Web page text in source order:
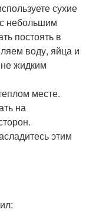
сухие
небольшим
постоять в
воду, яйца и
жидким
месте.
на
этим